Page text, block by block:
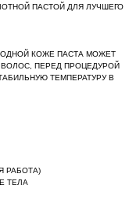
ПАСТОЙ ДЛЯ ЛУЧШЕГО
КОЖЕ ПАСТА МОЖЕТ
ПЕРЕД ПРОЦЕДУРОЙ
ТЕМПЕРАТУРУ В
РАБОТА)
ТЕЛА